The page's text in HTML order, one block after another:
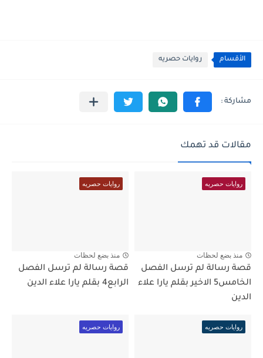
الأقسام روايات حصريه
مقالات قد تهمك
روايات حصريه
منذ بضع لحظات
قصة رسالة لم ترسل الفصل
الخامس5 الاخير بقلم يارا علاء
الدين
روايات حصريه
منذ بضع لحظات
قصة رسالة لم ترسل الفصل
الرابع4 بقلم يارا علاء الدين
روايات حصريه روايات حصريه